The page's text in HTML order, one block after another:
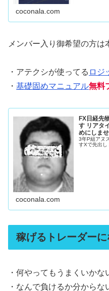
coconala.com
メンバー入り御希望の方は
・アテクシが使ってる ロジ
・ 基礎固めマニュアル無料
FX日経先
す リアタ
めにしま
3年P組アヌ
すXで先出し
coconala.com
稼げるトレーダー
・何やってもうまくいかな
・なんで負けるか分からな